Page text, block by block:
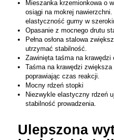
Mieszanka krzemionkowa o
osiągi na mokrej
elastyczność gumy w
Opasanie z mocnego drutu
Pełna osłona stalowa
utrzymać stabilność.
Zawinięta taśma na krawędzi
Taśma na krawędzi
poprawiając czas reakcji.
Mocny rdzeń stopki
Niezwykle elastyczny rdzeń
stabilność prowadzenia.
Ulepszona